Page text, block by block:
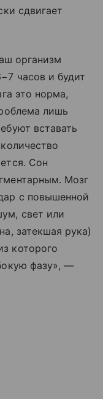
сдвигает
организм
часов и будит
это норма,
лишь
вставать
Сон
Мозг
с повышенной
свет или
затекшая рука)
которого
фазу», —